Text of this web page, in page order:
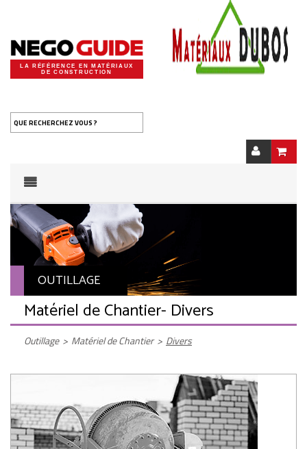
LA RÉFÉRENCE EN MATÉRIAUX
DE CONSTRUCTION
QUE RECHERCHEZ VOUS ?
OUTILLAGE
Matériel de Chantier- Divers
Outillage > Matériel de Chantier > Divers